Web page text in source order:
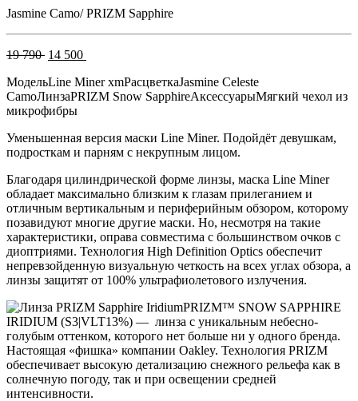
Jasmine Camo/ PRIZM Sapphire
19 790 Первоначальная
составляла
19
790 .
14 500
14
500 .
МодельLine Miner xmРасцветкаJasmine Celeste
CamoЛинзаPRIZM Snow SapphireАксессуарыМягкий чехол из
микрофибры
Уменьшенная версия маски Line Miner. Подойдёт девушкам,
подросткам и парням с некрупным лицом.
Благодаря цилиндрической форме линзы, маска Line Miner
обладает максимально близким к глазам прилеганием и
отличным вертикальным и периферийным обзором, которому
позавидуют многие другие маски. Но, несмотря на такие
характеристики, оправа совместима с большинством очков с
диоптриями. Технология High Definition Optics обеспечит
непревзойденную визуальную четкость на всех углах обзора, а
линзы защитят от 100% ультрафиолетового излучения.
PRIZM™ SNOW SAPPHIRE
IRIDIUM (S3|VLT13%) — линза с уникальным небесно-
голубым оттенком, которого нет больше ни у одного бренда.
Настоящая «фишка» компании Oakley. Технология PRIZM
обеспечивает высокую детализацию снежного рельефа как в
солнечную погоду, так и при освещении средней
интенсивности.